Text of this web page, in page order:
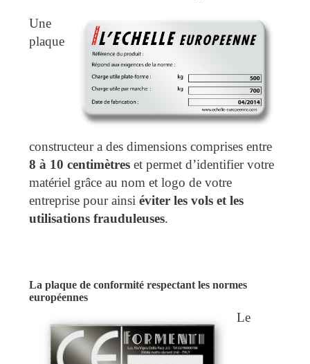
Une
plaque
constructeur a des dimensions comprises entre
8 à 10 centimètres et permet d’identifier votre
matériel grâce au nom et logo de votre
entreprise pour ainsi éviter les vols et les
utilisations frauduleuses.
La plaque de conformité respectant les normes
européennes
Le